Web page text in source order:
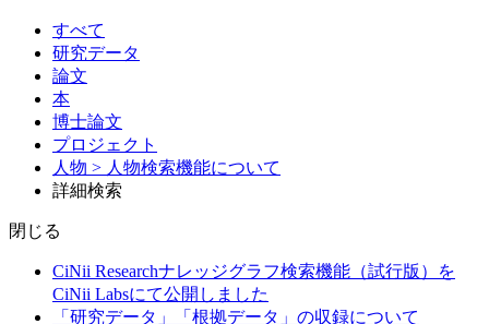
すべて
研究データ
論文
本
博士論文
プロジェクト
人物 > 人物検索機能について
詳細検索
閉じる
CiNii Researchナレッジグラフ検索機能（試行版）を
CiNii Labsにて公開しました
「研究データ」「根拠データ」の収録について